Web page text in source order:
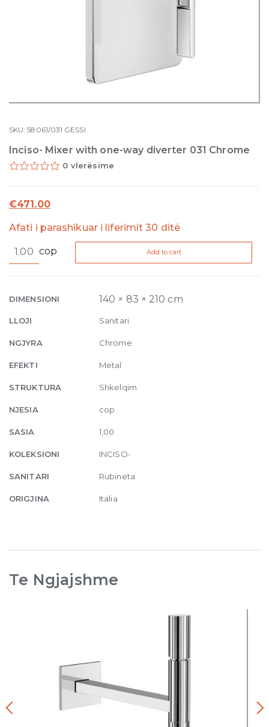
SKU:58061/031 GESSI
Inciso- Mixer with one-way diverter 031 Chrome
0 vlerësime
€471.00
Afati i parashikuar i liferimit 30 ditë
Mixer
way
031
Chrome
cop Add to cart
DIMENSIONI 140 × 83 × 210 cm
LLOJI Sanitari
NGJYRA Chrome
EFEKTI Metal
STRUKTURA Shkelqim
NJESIA cop
SASIA 1,00
KOLEKSIONI INCISO-
SANITARI Rubineta
ORIGJINA Italia
Te Ngjajshme